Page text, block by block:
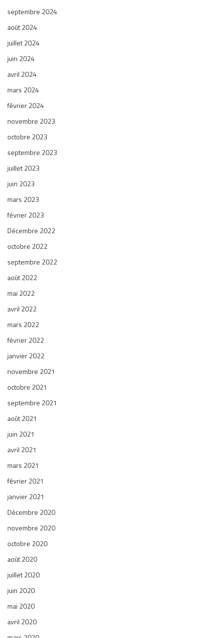
septembre 2024
août 2024
juillet 2024
juin 2024
avril 2024
mars 2024
février 2024
novembre 2023
octobre 2023
septembre 2023
juillet 2023
juin 2023
mars 2023
février 2023
Décembre 2022
octobre 2022
septembre 2022
août 2022
mai 2022
avril 2022
mars 2022
février 2022
janvier 2022
novembre 2021
octobre 2021
septembre 2021
août 2021
juin 2021
avril 2021
mars 2021
février 2021
janvier 2021
Décembre 2020
novembre 2020
octobre 2020
août 2020
juillet 2020
juin 2020
mai 2020
avril 2020